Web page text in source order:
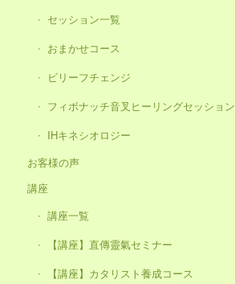
セッション一覧
おまかせコース
ビリーフチェンジ
フィボナッチ音叉ヒーリングセッション
IHキネシオロジー
お客様の声
講座
講座一覧
【講座】直傳靈氣セミナー
【講座】カタリスト養成コース